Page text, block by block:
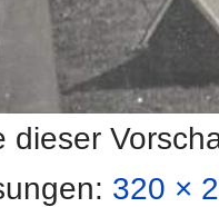
dieser
320 ×